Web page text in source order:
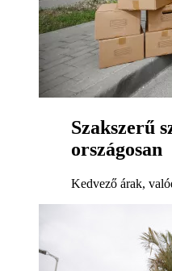
Szakszerű
országosan
Kedvező árak,